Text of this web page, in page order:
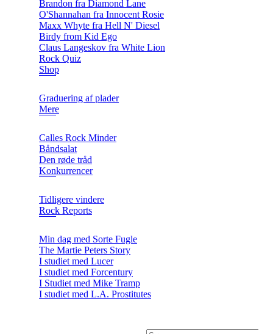
Brandon fra Diamond Lane
O'Shannahan fra Innocent Rosie
Maxx Whyte fra Hell N' Diesel
Birdy from Kid Ego
Claus Langeskov fra White Lion
Rock Quiz
Shop
Graduering af plader
Mere
Calles Rock Minder
Båndsalat
Den røde tråd
Konkurrencer
Tidligere vindere
Rock Reports
Min dag med Sorte Fugle
The Martie Peters Story
I studiet med Lucer
I studiet med Forcentury
I Studiet med Mike Tramp
I studiet med L.A. Prostitutes